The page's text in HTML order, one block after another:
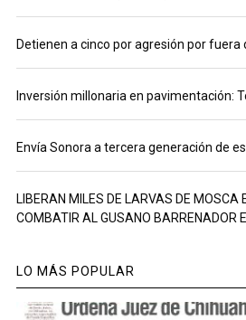
Detienen a cinco por agresión por fuera
Inversión millonaria en pavimentación:
Envía Sonora a tercera generación de
LIBERAN MILES DE LARVAS DE MOSCA
COMBATIR AL GUSANO BARRENADOR
LO MÁS POPULAR